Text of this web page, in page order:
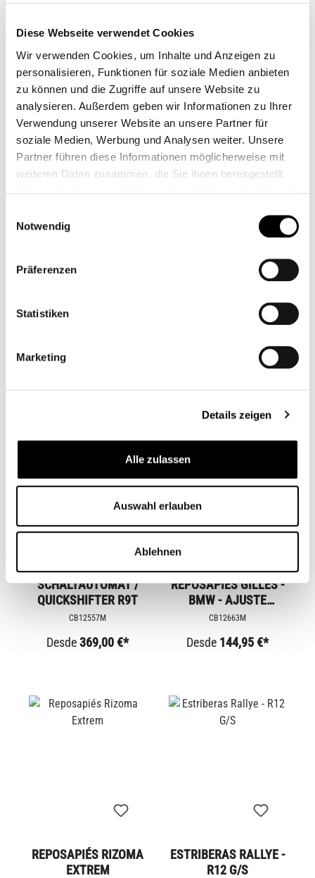
Diese Webseite verwendet Cookies
Wir verwenden Cookies, um Inhalte und Anzeigen zu
personalisieren, Funktionen für soziale Medien anbieten
zu können und die Zugriffe auf unsere Website zu
analysieren. Außerdem geben wir Informationen zu Ihrer
Verwendung unserer Website an unsere Partner für
soziale Medien, Werbung und Analysen weiter. Unsere
Partner führen diese Informationen möglicherweise mit
weiteren Daten zusammen, die Sie ihnen bereitgestellt
Notwendig
Präferenzen
Statistiken
Marketing
Details zeigen
Alle zulassen
Auswahl erlauben
Ablehnen
RETENCIÓN
AJUSTABLE RIZOMA -
BMW
CB12343
115,00 €*
CAMBIOS BMW
REVESTIMIENTO
NEGRO
CB12112
45,00 €*
REPOSAPIÉS ION
LOTE DE CUADROS
24,95 €*
SCHALTAUTOMAT /
QUICKSHIFTER R9T
CB12557M
Desde369,00 €*
REPOSAPIÉS GILLES -
BMW - AJUSTE
VARIABLE
CB12663M
Desde 144,95 €*
REPOSAPIÉS RIZOMA
EXTREM
ESTRIBERAS RALLYE -
R12 G/S